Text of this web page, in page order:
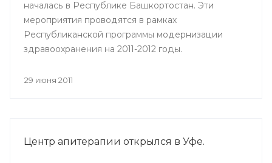
началась в Республике Башкортостан. Эти
мероприятия проводятся в рамках
Республиканской программы модернизации
здравоохранения на 2011-2012 годы.
29 июня 2011
Центр апитерапии открылся в Уфе.